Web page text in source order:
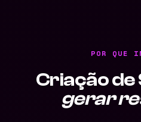
POR QUE
Criação de
gerar